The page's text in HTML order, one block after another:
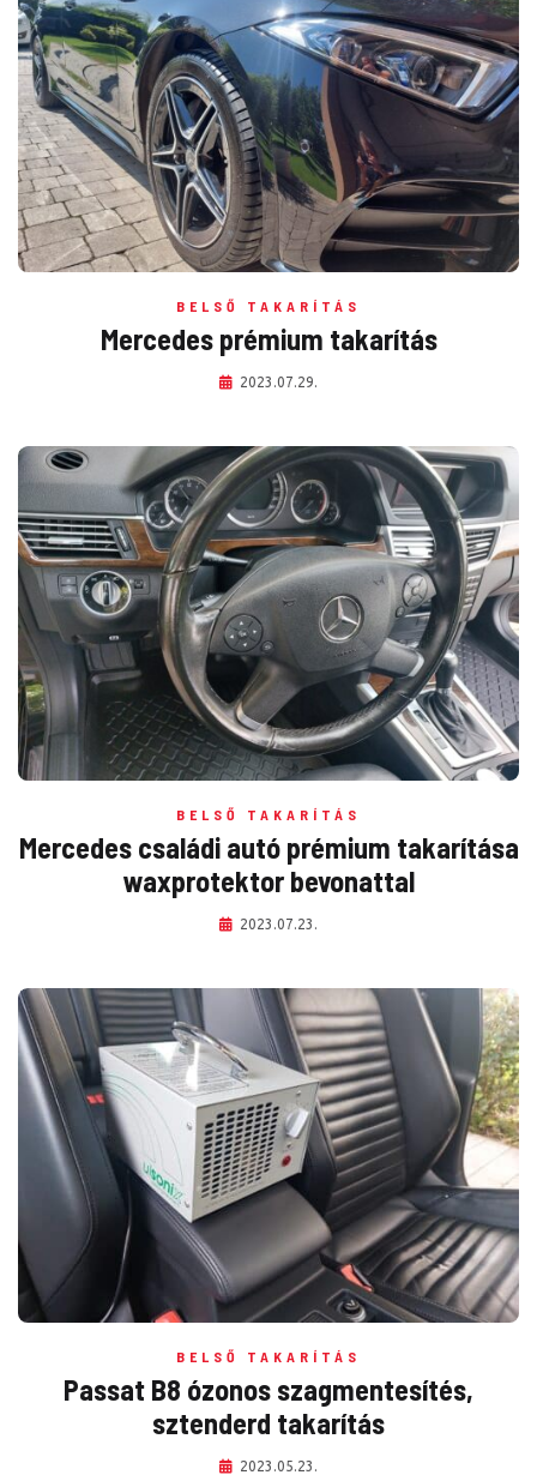
BELSŐ TAKARÍTÁS
Mercedes prémium takarítás
2023.07.29.
BELSŐ TAKARÍTÁS
Mercedes családi autó prémium takarítása
waxprotektor bevonattal
2023.07.23.
BELSŐ TAKARÍTÁS
Passat B8 ózonos szagmentesítés,
sztenderd takarítás
2023.05.23.